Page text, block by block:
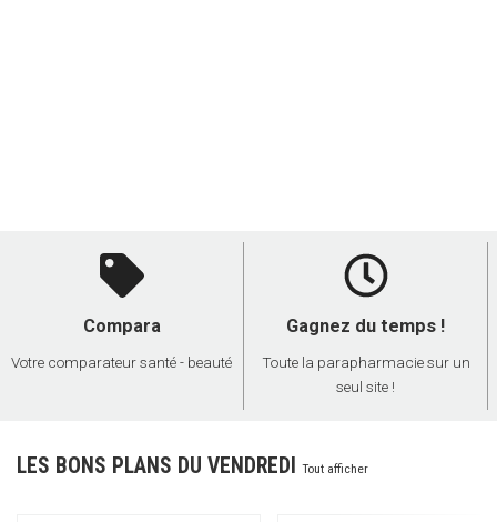
Compara
Votre comparateur santé - beauté
Gagnez du temps !
Toute la parapharmacie sur un
seul site !
LES BONS PLANS DU VENDREDI Tout afficher